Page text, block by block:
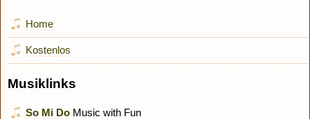
Home
Kostenlos
Musiklinks
So Mi Do Music with Fun